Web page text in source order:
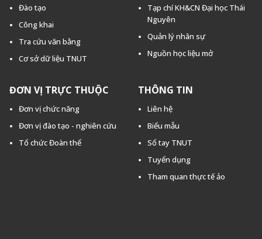
Đào tạo
Công khai
Tra cứu văn bằng
Cơ sở dữ liệu TNUT
Tạp chí KH&CN Đại học Thái
Nguyên
Quản lý nhân sự
Nguồn học liệu mở
ĐƠN VỊ TRỰC THUỘC
Đơn vị chức năng
Đơn vị đào tạo - nghiên cứu
Tổ chức Đoàn thể
THÔNG TIN
Liên hệ
Biểu mẫu
Sổ tay TNUT
Tuyển dụng
Tham quan thực tế ảo